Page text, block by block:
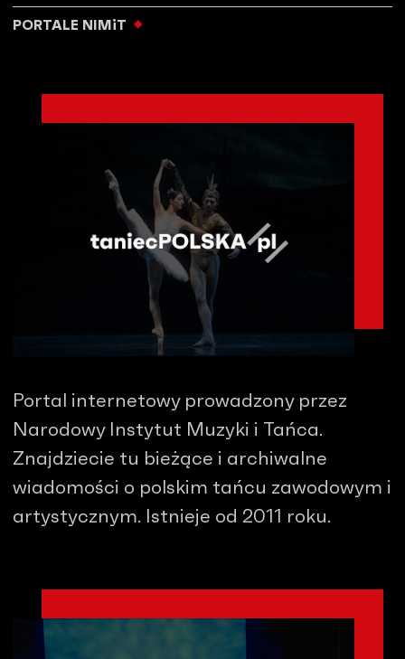
PORTALE NIMiT
Portal internetowy prowadzony przez
Narodowy Instytut Muzyki i Tańca.
Znajdziecie tu bieżące i archiwalne
wiadomości o polskim tańcu zawodowym i
artystycznym. Istnieje od 2011 roku.